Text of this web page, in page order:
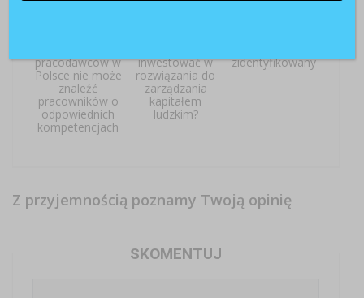
pracodawców w
Polsce nie może
znaleźć
pracowników o
odpowiednich
kompetencjach
inwestować w
rozwiązania do
zarządzania
kapitałem
ludzkim?
zidentyfikowany
Z przyjemnością poznamy Twoją opinię
SKOMENTUJ